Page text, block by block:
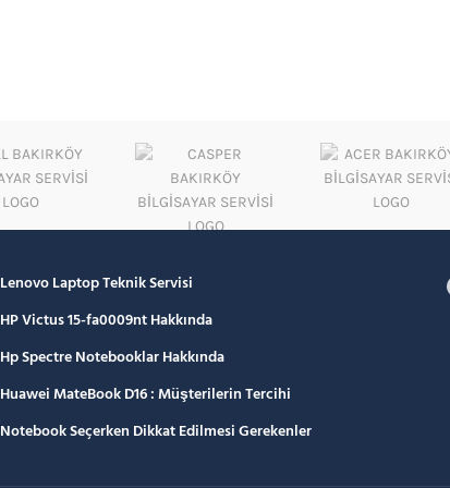
Lenovo Laptop Teknik Servisi
HP Victus 15-fa0009nt Hakkında
Hp Spectre Notebooklar Hakkında
Huawei MateBook D16 : Müşterilerin Tercihi
Notebook Seçerken Dikkat Edilmesi Gerekenler